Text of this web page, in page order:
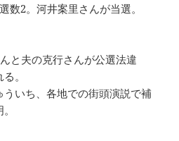
2。河井案里さんが当選。
夫の克行さんが公選法違
。
いち、各地での街頭演説で補